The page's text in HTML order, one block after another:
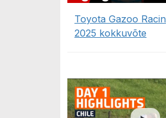
Toyota Gazoo
2025 kokkuvõte